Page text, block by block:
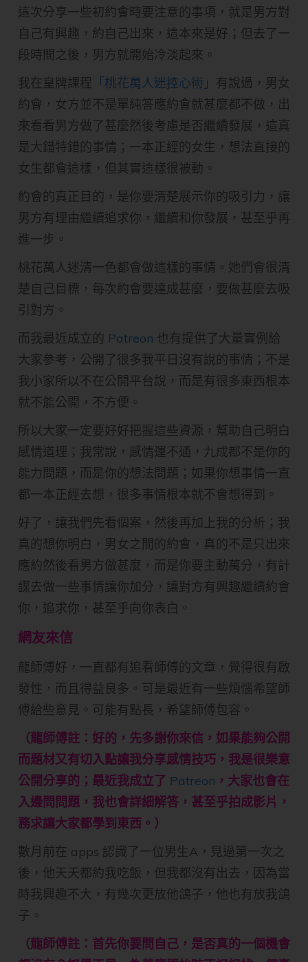
這次分享一些初約會時要注意的事項，就是男方對
自己有興趣，約自己出來，這本來是好；但去了一
段時間之後，男方就開始冷淡起來。
我在皇牌課程 「桃花萬人迷控心術」 有說過，男女
約會，女方並不是單純答應約會就甚麼都不做，出
來看看男方做了甚麼然後考慮是否繼續發展，這真
是大錯特錯的事情；一本正經的女生，想法直接的
女生都會這樣，但其實這樣很被動。
約會的真正目的，是你要清楚展示你的吸引力，讓
男方有理由繼續追求你，繼續和你發展，甚至乎再
進一步。
桃花萬人迷清一色都會做這樣的事情。她們會很清
楚自己目標，每次約會要達成甚麼，要做甚麼去吸
引對方。
而我最近成立的 Patreon 也有提供了大量實例給
大家參考，公開了很多我平日沒有說的事情；不是
我小家所以不在公開平台說，而是有很多東西根本
就不能公開，不方便。
所以大家一定要好好把握這些資源，幫助自己明白
感情道理；我常說，感情運不通，九成都不是你的
能力問題，而是你的想法問題；如果你想事情一直
都一本正經去想，很多事情根本就不會想得到。
好了，讓我們先看個案，然後再加上我的分析；我
真的想你明白，男女之間的約會，真的不是只出來
應約然後看男方做甚麼，而是你要主動萬分，有計
謀去做一些事情讓你加分，讓對方有興趣繼續約會
你，追求你，甚至乎向你表白。
網友來信
龍師傅好，一直都有追看師傅的文章，覺得很有啟
發性，而且得益良多。可是最近有一些煩惱希望師
傅給些意見。可能有點長，希望師傅包容。
（龍師傅註：好的，先多謝你來信，如果能夠公開
而題材又有切入點讓我分享感情技巧，我是很樂意
公開分享的；最近我成立了 Patreon ，大家也會在
入邊問問題，我也會詳細解答，甚至乎拍成影片，
務求讓大家都學到東西。）
數月前在 apps 認識了一位男生A，見過第一次之
後，他天天都約我吃飯，但我都沒有出去，因為當
時我興趣不大，有幾次更放他鴿子，他也有放我鴿
子。
（龍師傅註：首先你要問自己，是否真的一個機會